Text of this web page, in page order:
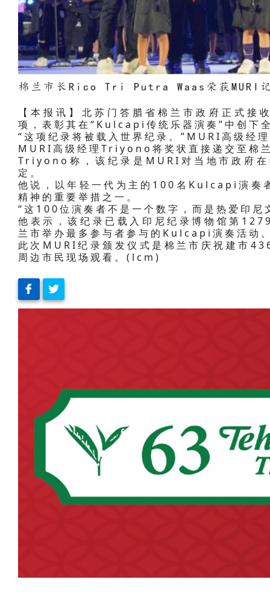
棉兰市长Rico Tri Putra Waas荣获MURI
【本报讯】北苏门答腊省棉兰市政府正式
项，表彰其在“Kulcapi传统乐器演奏”中创下
“这项纪录将被载入世界纪录。”MURI高级
MURI高级经理Triyono将奖状直接递交至
Triyono称，该纪录是MURI对当地市政府
定。
他说，以年轻一代为主的100名Kulcapi演奏
精神的重要举措之一。
“这100位演奏者不是一个数字，而是热爱印
他表示，该纪录已载入印尼纪录博物馆第
兰市举办最多参与者参与的Kulcapi演奏活
此次MURI纪录颁发仪式是棉兰市庆祝建市
周边市民现场观看。(lcm)